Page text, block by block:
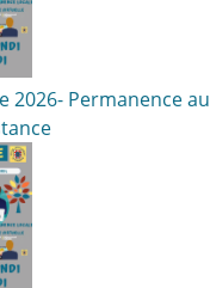
2026- Permanence au